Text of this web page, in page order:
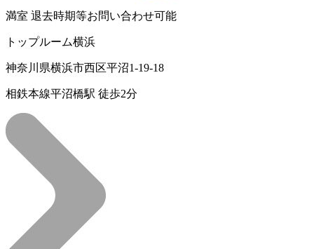
満室 退去時期等お問い合わせ可能
トップルーム横浜
神奈川県横浜市西区平沼1-19-18
相鉄本線平沼橋駅 徒歩2分